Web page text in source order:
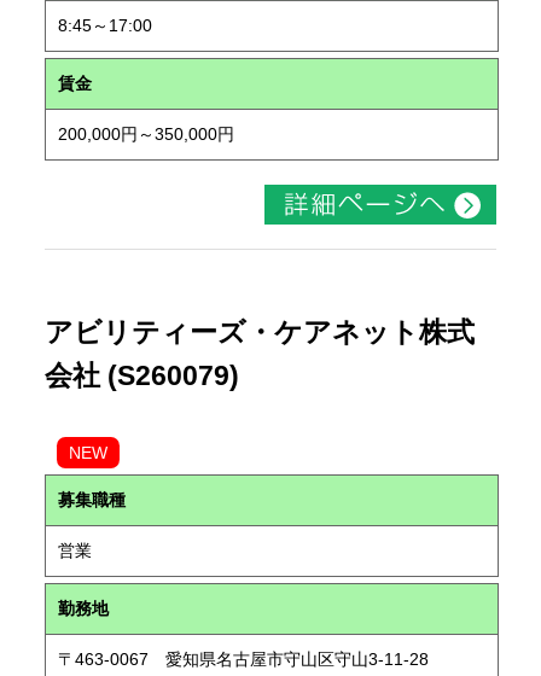
8:45～17:00
賃金
200,000円～350,000円
アビリティーズ・ケアネット株式
会社 (S260079)
NEW
募集職種
営業
勤務地
〒463-0067 愛知県名古屋市守山区守山3-11-28